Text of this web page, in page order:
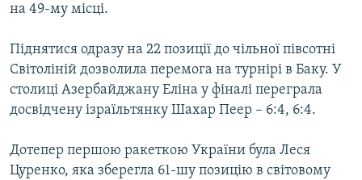
на 49-му місці.
Піднятися одразу на 22 позиції до чільної півсотні
Світоліній дозволила перемога на турнірі в Баку. У
столиці Азербайджану Еліна у фіналі переграла
досвідчену ізраїльтянку Шахар Пеер – 6:4, 6:4.
Дотепер першою ракеткою України була Леся
Цуренко, яка зберегла 61-шу позицію в світовому